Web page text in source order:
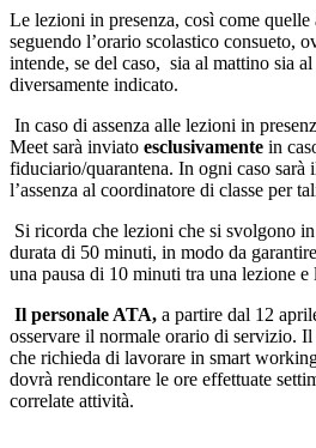
Le lezioni in presenza, così come quelle
seguendo l’orario scolastico consueto,
intende, se del caso, sia al mattino sia
diversamente indicato.
In caso di assenza alle lezioni in
Meet sarà inviato esclusivamente in
fiduciario/quarantena. In ogni caso sarà
l’assenza al coordinatore di classe per
Si ricorda che lezioni che si svolgono
durata di 50 minuti, in modo da
una pausa di 10 minuti tra una lezione e
Il personale ATA, a partire dal 12
osservare il normale orario di servizio.
che richieda di lavorare in smart
dovrà rendicontare le ore effettuate
correlate attività.